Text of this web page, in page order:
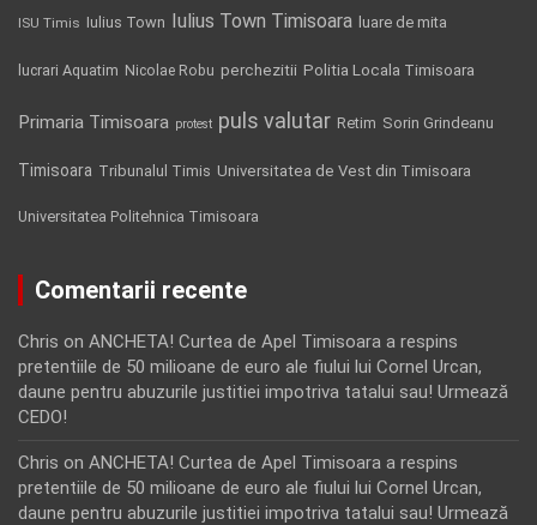
ISU Timis Iulius Town Iulius Town Timisoara luare de mita
lucrari Aquatim Nicolae Robu perchezitii Politia Locala Timisoara
Primaria Timisoara protest puls valutar Retim Sorin Grindeanu
Timisoara Tribunalul Timis Universitatea de Vest din Timisoara
Universitatea Politehnica Timisoara
Comentarii recente
Chris on ANCHETA! Curtea de Apel Timisoara a respins
pretentiile de 50 milioane de euro ale fiului lui Cornel Urcan,
daune pentru abuzurile justitiei impotriva tatalui sau! Urmează
CEDO!
Chris on ANCHETA! Curtea de Apel Timisoara a respins
pretentiile de 50 milioane de euro ale fiului lui Cornel Urcan,
daune pentru abuzurile justitiei impotriva tatalui sau! Urmează